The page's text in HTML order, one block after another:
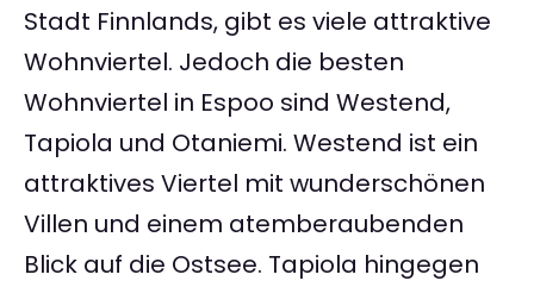
Stadt Finnlands, gibt es viele attraktive
Wohnviertel. Jedoch die besten
Wohnviertel in Espoo sind Westend,
Tapiola und Otaniemi. Westend ist ein
attraktives Viertel mit wunderschönen
Villen und einem atemberaubenden
Blick auf die Ostsee. Tapiola hingegen